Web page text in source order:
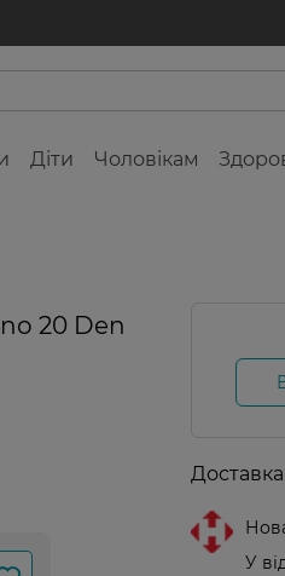
Діти Чоловікам
20 Den
Доставка
У